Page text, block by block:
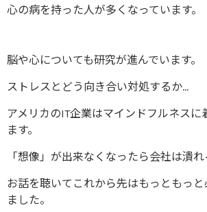
心の病を持った人が多くなっています。
脳や心についても研究が進んでいます。
ストレスとどう向き合い対処するか…
アメリカのIT企業はマインドフルネスに
ます。
「想像」が出来なくなったら会社は潰れ
お話を聴いてこれから先はもっともっ
ました。